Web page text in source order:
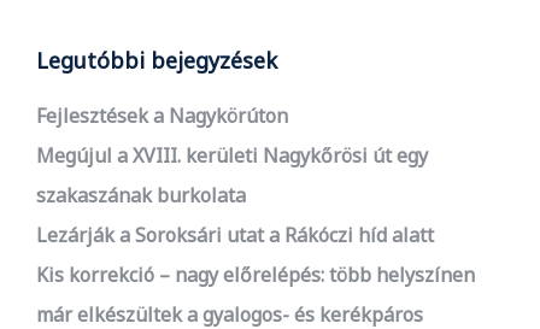
Legutóbbi bejegyzések
Fejlesztések a Nagykörúton
Megújul a XVIII. kerületi Nagykőrösi út egy
szakaszának burkolata
Lezárják a Soroksári utat a Rákóczi híd alatt
Kis korrekció – nagy előrelépés: több helyszínen
már elkészültek a gyalogos- és kerékpáros